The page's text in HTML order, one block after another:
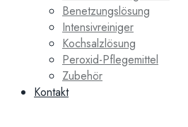
Benetzungslösung
Intensivreiniger
Kochsalzlösung
Peroxid-Pflegemittel
Zubehör
Kontakt